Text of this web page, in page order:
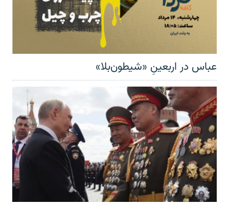
عباس در اربعینِ «شیطون‌بلا»